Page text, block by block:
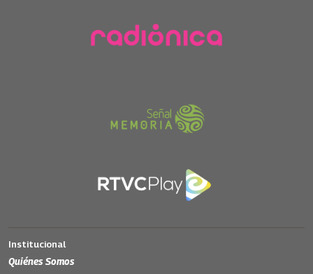
Institucional
Quiénes Somos